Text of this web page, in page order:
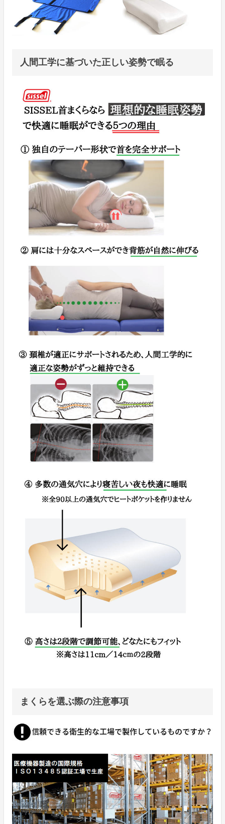
人間工学に基づいた正しい姿勢で眠る
まくらを選ぶ際の注意事項